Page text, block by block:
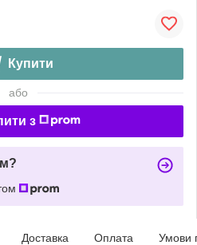
Купити
або
з
Доставка Оплата Умови